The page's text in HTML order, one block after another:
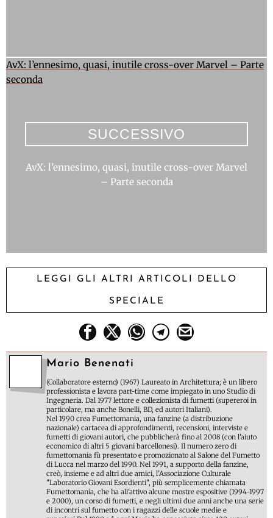
SUCCESSIVO
AvX: l’ennesimo, quasi, inutile cross-over Marvel
– Parte seconda
AvX: l’ennesimo, quasi, inutile cross-over Marvel – Parte
seconda
LEGGI GLI ALTRI ARTICOLI DELLO
SPECIALE
Mario Benenati
(Collaboratore esterno) (1967) Laureato in Architettura; è un libero
professionista e lavora part-time come impiegato in uno Studio di
Ingegneria. Dal 1977 lettore e collezionista di fumetti (supereroi in
particolare, ma anche Bonelli, BD, ed autori Italiani).
Nel 1990 crea Fumettomania, una fanzine (a distribuzione
nazionale) cartacea di approfondimenti, recensioni, interviste e
fumetti di giovani autori, che pubblicherà fino al 2008 (con l'aiuto
economico di altri 5 giovani barcellonesi). Il numero zero di
fumettomania fù presentato e promozionato al Salone del Fumetto
di Lucca nel marzo del 1990. Nel 1991, a supporto della fanzine,
creò, insieme e ad altri due amici, l’Associazione Culturale
"Laboratorio Giovani Esordienti", più semplicemente chiamata
Fumettomania, che ha all'attivo alcune mostre espositive (1994-1997
e 2000), un corso di fumetti, e negli ultimi due anni anche una serie
di incontri sul fumetto con i ragazzi delle scuole medie e